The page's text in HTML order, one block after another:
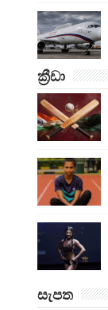
ක්‍රීඩා
සැපත